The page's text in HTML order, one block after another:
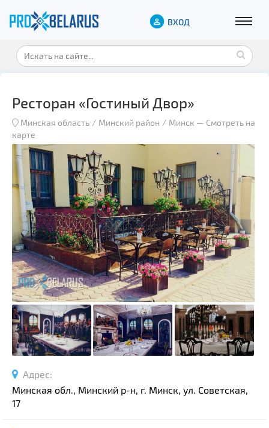
ВХОД
Ресторан «Гостиный Двор»
Минская область Минский район Минск — Смотреть на
карте
Адрес:
Минская обл., Минский р-н, г. Минск, ул. Советская,
17